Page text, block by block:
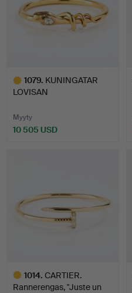
1079. KUNINGATAR
LOVISAN
kultaa…
Myyty
10 505 USD
1014. CARTIER.
Rannerengas, "Juste un